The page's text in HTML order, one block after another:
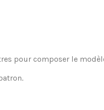
pour composer le